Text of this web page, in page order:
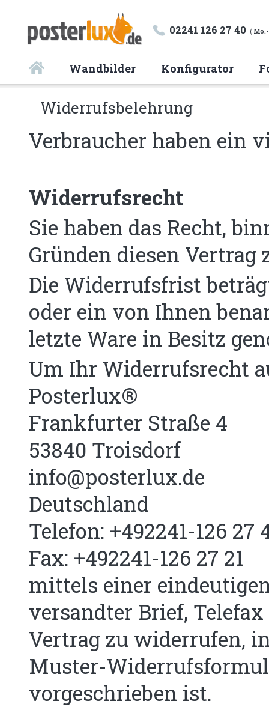
02241 126 27 40 (
Wandbilder Konfigurator
Widerrufsbelehrung
Verbraucher haben ein
Widerrufsrecht
Sie haben das Recht,
Gründen diesen Vertrag
Die Widerrufsfrist
oder ein von Ihnen
letzte Ware in Besitz
Um Ihr Widerrufsrecht
Posterlux®
Frankfurter Straße 4
53840 Troisdorf
info@posterlux.de
Deutschland
Telefon: +492241-126 27
Fax: +492241-126 27 21
mittels einer
versandter Brief,
Vertrag zu widerrufen,
Muster-
vorgeschrieben ist.